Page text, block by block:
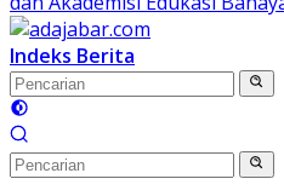
Indeks Berita